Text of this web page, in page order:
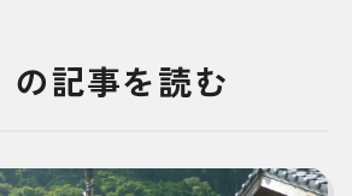
の記事を読む